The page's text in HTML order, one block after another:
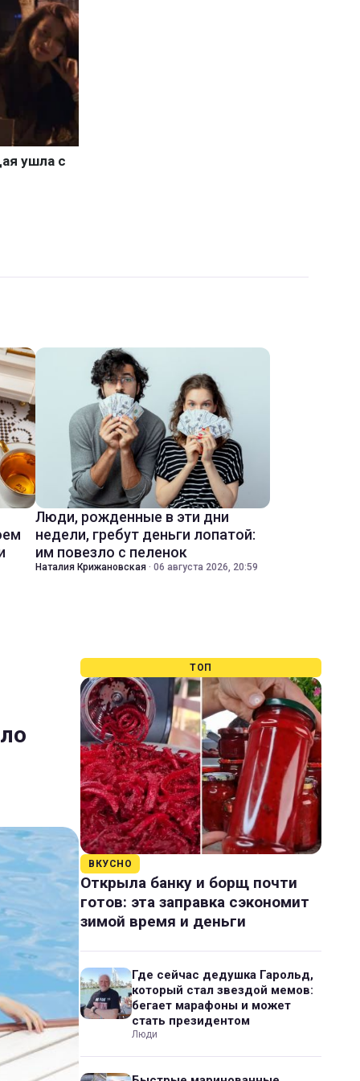
Люди, рожденные в эти дни
недели, гребут деньги лопатой:
им повезло с пеленок
Наталия Крижановская · 06 августа 2026, 20:59
ТОП
ВКУСНО
Открыла банку и борщ почти
готов: эта заправка сэкономит
зимой время и деньги
Где сейчас дедушка Гарольд,
который стал звездой мемов:
бегает марафоны и может
стать президентом
Люди